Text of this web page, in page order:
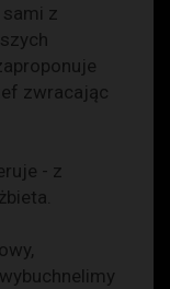
z
zwracając
- z